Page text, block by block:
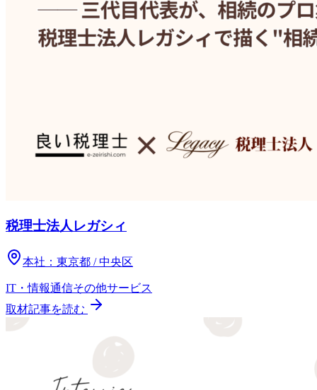
税理士法人レガシィ
本社： 東京都 / 中央区
IT・情報通信その他サービス
取材記事を読む